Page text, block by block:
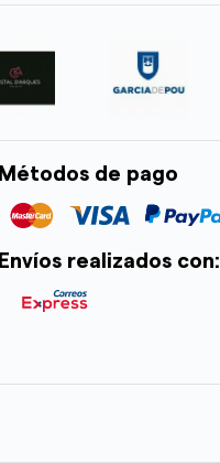
Métodos de pago
Envíos realizados con: